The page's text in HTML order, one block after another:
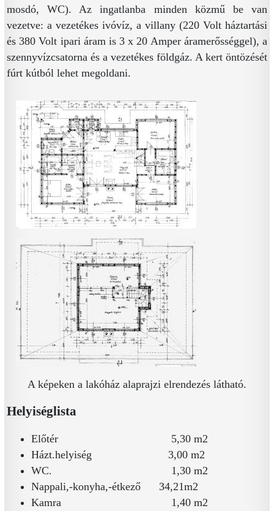
mosdó, WC). Az ingatlanba minden közmű be van
vezetve: a vezetékes ivóvíz, a villany (220 Volt háztartási
és 380 Volt ipari áram is 3 x 20 Amper áramerősséggel), a
szennyvízcsatorna és a vezetékes földgáz. A kert öntözését
fúrt kútból lehet megoldani.
A képeken a lakóház alaprajzi elrendezés látható.
Helyiséglista
Előtér 5,30 m2
Házt.helyiség 3,00 m2
WC. 1,30 m2
Nappali,-konyha,-étkező 34,21m2
Kamra 1,40 m2